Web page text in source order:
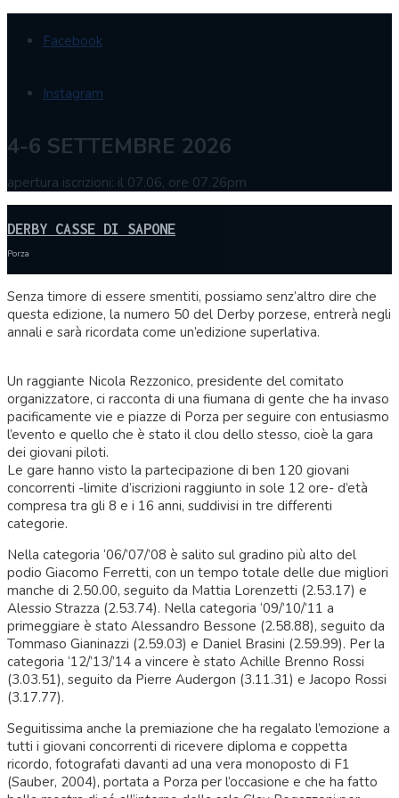
Facebook
Instagram
4-6 SETTEMBRE 2026
apertura iscrizioni: il 07.06, ore 07.26pm
DERBY CASSE DI SAPONE
Porza
Senza timore di essere smentiti, possiamo senz’altro dire che
questa edizione, la numero 50 del Derby porzese, entrerà negli
annali e sarà ricordata come un’edizione superlativa.
Un raggiante Nicola Rezzonico, presidente del comitato
organizzatore, ci racconta di una fiumana di gente che ha invaso
pacificamente vie e piazze di Porza per seguire con entusiasmo
l’evento e quello che è stato il clou dello stesso, cioè la gara
dei giovani piloti.
Le gare hanno visto la partecipazione di ben 120 giovani
concorrenti -limite d’iscrizioni raggiunto in sole 12 ore- d’età
compresa tra gli 8 e i 16 anni, suddivisi in tre differenti
categorie.
Nella categoria ‘06/’07/’08 è salito sul gradino più alto del
podio Giacomo Ferretti, con un tempo totale delle due migliori
manche di 2.50.00, seguito da Mattia Lorenzetti (2.53.17) e
Alessio Strazza (2.53.74). Nella categoria ‘09/’10/’11 a
primeggiare è stato Alessandro Bessone (2.58.88), seguito da
Tommaso Gianinazzi (2.59.03) e Daniel Brasini (2.59.99). Per la
categoria ‘12/’13/’14 a vincere è stato Achille Brenno Rossi
(3.03.51), seguito da Pierre Audergon (3.11.31) e Jacopo Rossi
(3.17.77).
Seguitissima anche la premiazione che ha regalato l’emozione a
tutti i giovani concorrenti di ricevere diploma e coppetta
ricordo, fotografati davanti ad una vera monoposto di F1
(Sauber, 2004), portata a Porza per l’occasione e che ha fatto